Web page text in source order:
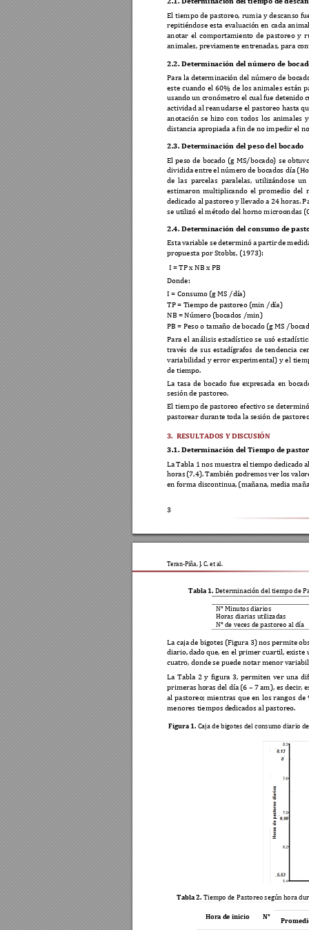
3
El tiempo de pastoreo, rumia y descanso
repitiéndose esta evaluación en cada
anotar el comportamiento de pastoreo y
animales, previamente entrenadas, para
2.2. Determinación del número de
Para la determinación del número de
este cuando el 60% de los animales están
usando un cronómetro el cual fue detenido
actividad al reanudarse el pastoreo hasta
anotación se hizo con todos los animales
distancia apropiada a fin de no impedir el
2.3. Determinación del peso del bocado
El peso de bocado (g MS/bocado) se
dividida entre el número de bocados día
de las parcelas paralelas, utilizándose un
estimaron multiplicando el promedio del
dedicado al pastoreo y llevado a 24 horas.
se utilizó el método del horno microondas
2.4. Determinación del consumo de
Esta variable se determinó a partir de m
propuesta por Stobbs, (1973):
I = TP x NB x PB
Donde:
I = Consumo (g MS /día)
TP = Tiempo de pastoreo (min /día)
NB = Número (bocados /min)
PB = Peso o tamaño de bocado (g MS /
Para el análisis estadístico se usó
través de sus estadígrafos de tendencia
variabilidad y error experimental) y el
de tiempo.
La tasa de bocado fue expresada en
sesión de pastoreo.
El tiempo de pastoreo efectivo se
pastorear durante toda la sesión de pas
3. RESULTADOS Y DISCUSIÓN
3.1. Determinación del Tiempo de
La Tabla 1 nos muestra el tiempo dedicado
horas (7,4). También podremos ver los
en forma discontinua, (mañana, media
Teran-Piña, J. C. et al.
Tabla 1. Determinación del tiempo de
N° Minutos diarios
Horas diarias utilizadas
N° de veces de pastoreo al día
La caja de bigotes (Figura 3) nos permite
diario, dado que, en el primer cuartil, existe
cuatro, donde se puede notar menor
La Tabla 2 y figura 3, permiten ver una
primeras horas del día (6 – 7 am), es decir,
al pastoreo; mientras que en los rangos de
menores tiempos dedicados al pastoreo.
Figura 1. Caja de bigotes del consumo diario
Tabla 2. Tiempo de Pastoreo según hora
Hora de inicio N°